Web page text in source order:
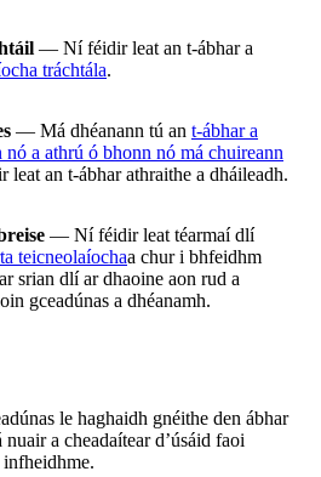
— Ní féidir leat an t-ábhar a
tráchtála.
— Má dhéanann tú an t-ábhar a
nó a athrú ó bhonn nó má chuireann
leat an t-ábhar athraithe a dháileadh.
— Ní féidir leat téarmaí dlí
teicneolaíochaa chur i bhfeidhm
srian dlí ar dhaoine aon rud a
gceadúnas a dhéanamh.
le haghaidh gnéithe den ábhar
a cheadaítear d’úsáid faoi
infheidhme.